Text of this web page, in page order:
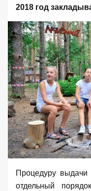
2018 год
Процедуру выдачи
отдельный порядок